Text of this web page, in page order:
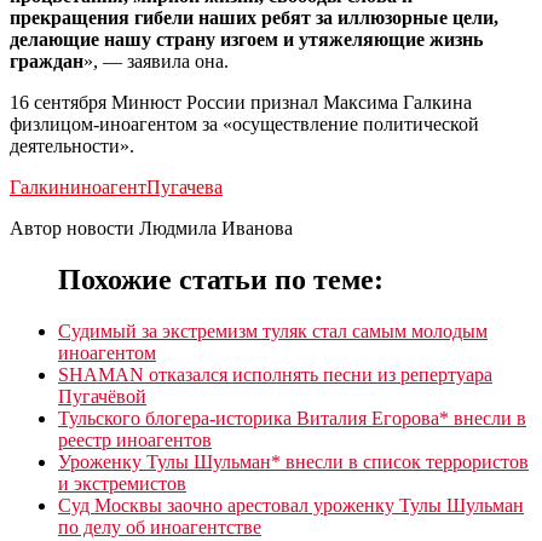
прекращения гибели наших ребят за иллюзорные цели,
делающие нашу страну изгоем и утяжеляющие жизнь
граждан», — заявила она.
16 сентября Минюст России признал Максима Галкина
физлицом-иноагентом за «осуществление политической
деятельности».
ГалкининоагентПугачева
Автор новости Людмила Иванова
Похожие статьи по теме:
Судимый за экстремизм туляк стал самым молодым
иноагентом
SHAMAN отказался исполнять песни из репертуара
Пугачёвой
Тульского блогера-историка Виталия Егорова* внесли в
реестр иноагентов
Уроженку Тулы Шульман* внесли в список террористов
и экстремистов
Суд Москвы заочно арестовал уроженку Тулы Шульман
по делу об иноагентстве